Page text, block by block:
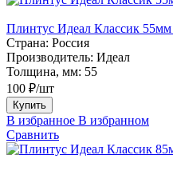
Плинтус Идеал Классик
Страна: Россия
Производитель: Идеал
Толщина, мм: 55
100 ₽/шт
Купить
В избранное В избранном
Сравнить